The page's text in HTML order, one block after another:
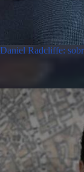
Daniel Radcliffe: